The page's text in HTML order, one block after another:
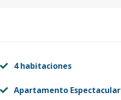
4 habitaciones
Apartamento Espectacular